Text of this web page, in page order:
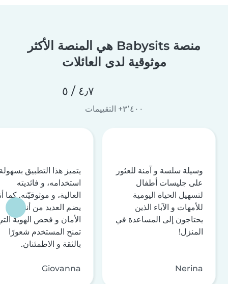
منصة Babysits هي المنصة الأكثر
موثوقية لدى العائلات
٤٫٧ / ٥
٣٬٤٠٠+ التقييمات
وسيلة سلسة و آمنة للعثور
على جليسات أطفال
لتسهيل الحياة اليومية
للأمهات و الآباء الذين
يحتاجون إلى المساعدة في
المنزل!
Nerina
يتميز هذا التطبيق
استخدامه، و فائديته
العالية، و موثوقيّته. كما
يضم العديد من أنظمة
الأمان و فحص الهوية
تمنح المستخدم شعورًا
بالثقة و الاطمئنان.
Giovanna